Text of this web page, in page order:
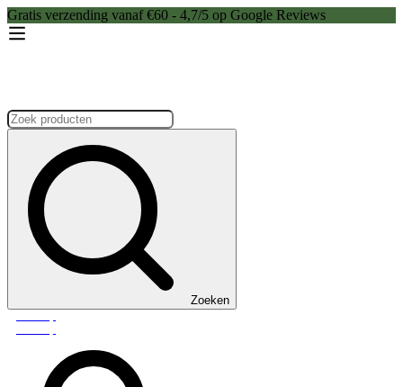
Gratis verzending vanaf €60 - 4,7/5 op Google Reviews
Zoeken:
Zoeken